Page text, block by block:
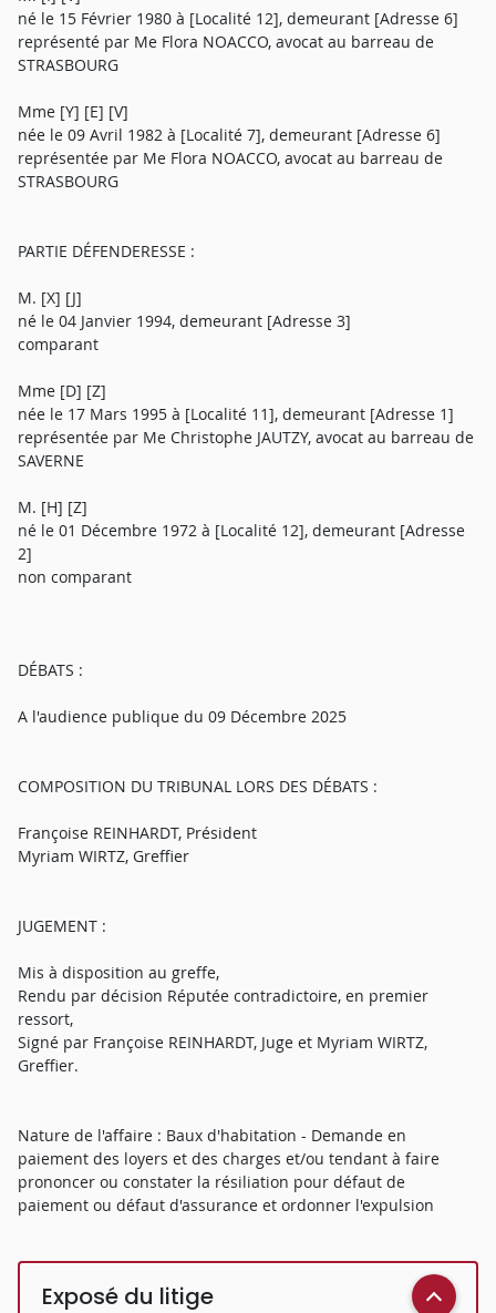
né le 15 Février 1980 à [Localité 12], demeurant [Adresse 6]
représenté par Me Flora NOACCO, avocat au barreau de
STRASBOURG
Mme [Y] [E] [V]
née le 09 Avril 1982 à [Localité 7], demeurant [Adresse 6]
représentée par Me Flora NOACCO, avocat au barreau de
STRASBOURG
PARTIE DÉFENDERESSE :
M. [X] [J]
né le 04 Janvier 1994, demeurant [Adresse 3]
comparant
Mme [D] [Z]
née le 17 Mars 1995 à [Localité 11], demeurant [Adresse 1]
représentée par Me Christophe JAUTZY, avocat au barreau de
SAVERNE
M. [H] [Z]
né le 01 Décembre 1972 à [Localité 12], demeurant [Adresse
2]
non comparant
DÉBATS :
A l'audience publique du 09 Décembre 2025
COMPOSITION DU TRIBUNAL LORS DES DÉBATS :
Françoise REINHARDT, Président
Myriam WIRTZ, Greffier
JUGEMENT :
Mis à disposition au greffe,
Rendu par décision Réputée contradictoire, en premier
ressort,
Signé par Françoise REINHARDT, Juge et Myriam WIRTZ,
Greffier.
Nature de l'affaire : Baux d'habitation - Demande en
paiement des loyers et des charges et/ou tendant à faire
prononcer ou constater la résiliation pour défaut de
paiement ou défaut d'assurance et ordonner l'expulsion
Exposé du litige